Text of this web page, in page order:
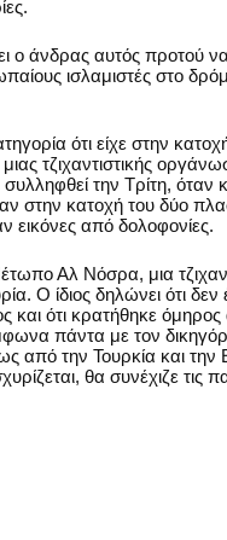
ο άνδρας αυτός προτού
ισλαμιστές στο
ότι είχε στην
τζιχαντιστικής
την Τρίτη, όταν
στην κατοχή του δύο
εικόνες από δολοφονίες.
Αλ Νόσρα, μια
Ο ίδιος δηλώνει ότι δεν
και ότι κρατήθηκε
πάντα με τον
από την Τουρκία και την
θα συνέχιζε τις